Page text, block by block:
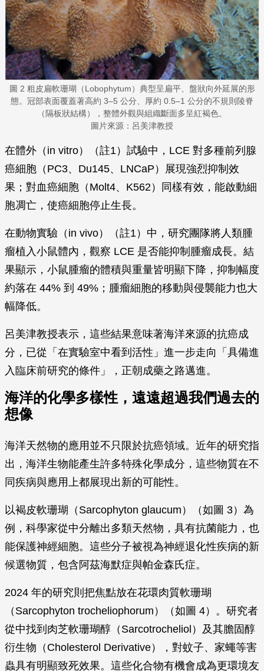
圖 2 粗皮扁軟珊瑚（Lobophytum）典型呈扁平、盤狀向外延展的形
態。冠部表面覆蓋著高約 3–5 公分、厚約 0.5–1 公分的不規則陵脊
（隔板狀結構），整體外觀與組織斷面多呈紅褐色。
圖片來源：呂美津教授
在體外（in vitro）（註1）試驗中，LCE 對多種前列腺
癌細胞（PC3、Du145、LNCaP）展現強烈抑制效
果；對血癌細胞（Molt4、K562）同樣有效，能啟動細
胞凋亡，使癌細胞停止生長。
在動物實驗（in vivo）（註1）中，研究團隊將人類腫
瘤植入小鼠體內，觀察 LCE 是否能抑制腫瘤成長。結
果顯示，小鼠腫瘤的體積與重量皆明顯下降，抑制幅度
約落在 44% 到 49%；腫瘤細胞的移動與侵襲能力也大
幅降低。
呂美津教授表示，這些結果意味著海洋來源的抗癌成
分，已從「在實驗室中看到活性」進一步走向「具備進
入臨床前研究的條件」，正朝成藥之路邁進。
海洋的化學多樣性，遠遠超過我們過去的
想像
海洋天然物的應用並不只限於抗癌領域。近年的研究指
出，海洋生物能產生許多特殊化學成分，這些物質在不
同疾病與應用上都展現出新的可能性。
以褐皮軟珊瑚（Sarcophyton glaucum）（如圖 3）為
例，科學家從中分離出多類天然物，具有抗菌能力，也
能保護神經細胞。這些分子被視為神經退化性疾病的新
候選物質，包含阿茲海默症與帕金森氏症。
2024 年的研究則把焦點放在花環肉質軟珊瑚
（Sarcophyton trocheliophorum）（如圖 4）。研究者
從中找到肉芝軟珊瑚醇（Sarcotrocheliol）及其膽固醇
衍生物（Cholesterol Derivative），對蚊子、家蠅等害
蟲具有明顯致死效果。這些化合物有機會成為更環境友